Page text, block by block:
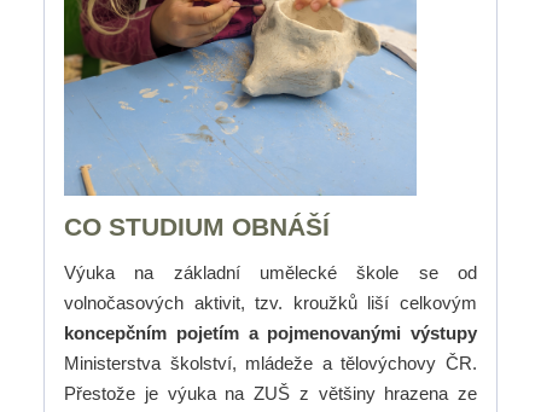
CO STUDIUM OBNÁŠÍ
Výuka na základní umělecké škole se od
volnočasových aktivit, tzv. kroužků liší celkovým
koncepčním pojetím a pojmenovanými výstupy
Ministerstva školství, mládeže a tělovýchovy ČR.
Přestože je výuka na ZUŠ z většiny hrazena ze